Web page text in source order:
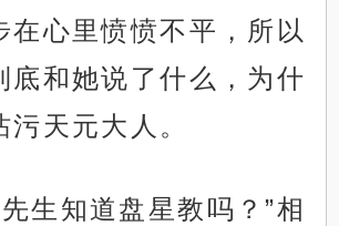
在心里愤愤不平，所以
底和她说了什么，为什
天元大人。
生知道盘星教吗？”相